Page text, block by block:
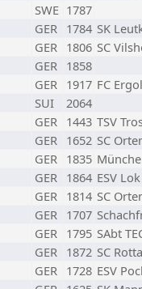
SWE 1787
GER 1784 SK
GER 1806 SC
GER 1858
GER 1917 FC
SUI
2064
GER 1443 TSV
GER 1652 SC
GER 1835
GER 1864 ESV
GER 1814 SC
GER 1707
GER 1795 SAbt
GER 1872 SC
GER 1728 ESV